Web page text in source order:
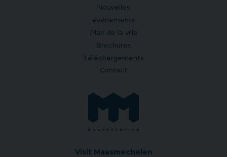
Nouvelles
événements
Plan de la ville
Brochures
Téléchargements
Contact
Visit Maasmechelen